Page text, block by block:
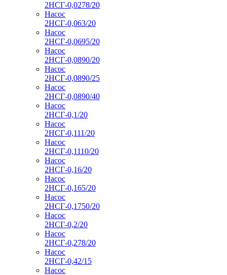
2НСГ-0,0278/20
Насос
2НСГ-0,063/20
Насос
2НСГ-0,0695/20
Насос
2НСГ-0,0890/20
Насос
2НСГ-0,0890/25
Насос
2НСГ-0,0890/40
Насос
2НСГ-0,1/20
Насос
2НСГ-0,111/20
Насос
2НСГ-0,1110/20
Насос
2НСГ-0,16/20
Насос
2НСГ-0,165/20
Насос
2НСГ-0,1750/20
Насос
2НСГ-0,2/20
Насос
2НСГ-0,278/20
Насос
2НСГ-0,42/15
Насос